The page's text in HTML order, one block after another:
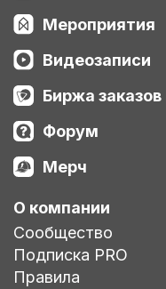
Мероприятия
Видеозаписи
Биржа заказов
Форум
Мерч
О компании
Сообщество
Подписка PRO
Правила